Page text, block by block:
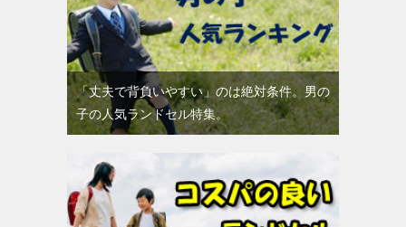
「丈夫で背負いやすい」のは絶対条件。男の
子の人気ランドセル特集。